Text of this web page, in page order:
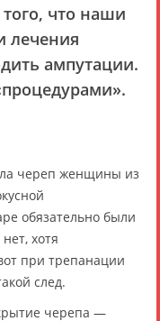
что наши
лечения
ампутации.
череп женщины из
обязательно были
хотя
при трепанации
след.
черепа —